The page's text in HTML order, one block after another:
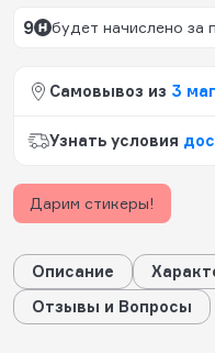
9 будет начислено за
Самовывоз из 3
Узнать условия
Дарим стикеры!
Описание
Отзывы и Вопросы